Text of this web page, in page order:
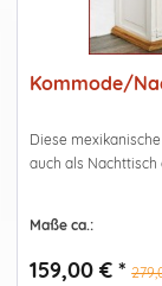
Kommode/
Diese
auch als Nachttisch
Maße ca.:
159,00 € *